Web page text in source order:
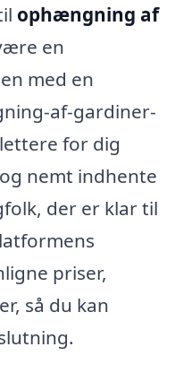
ophængning af
en
med en
af-gardiner-
for dig
nemt indhente
der er klar til
priser,
så du kan